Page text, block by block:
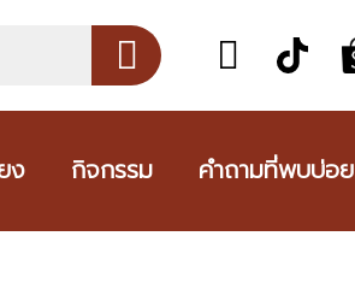
ง กิจกรรม คำถามที่พบบ่อย